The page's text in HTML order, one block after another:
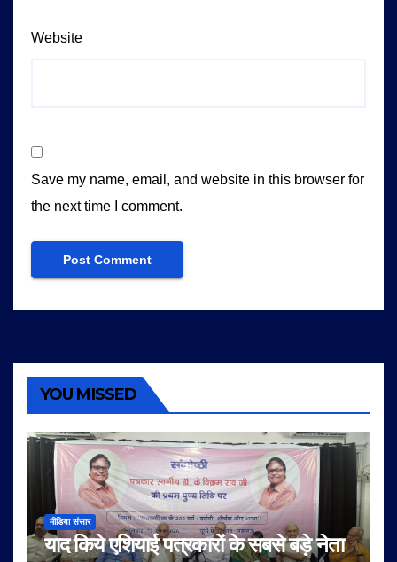
Website
Save my name, email, and website in this browser for
the next time I comment.
YOU MISSED
मीडिया संसार
याद किये एशियाई पत्रकारों के सबसे बड़े नेता